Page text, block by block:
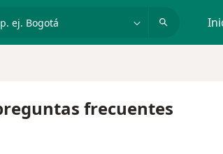
p. ej. Bogotá
frecuentes